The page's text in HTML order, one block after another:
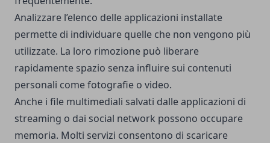
Analizzare l’elenco delle applicazioni installate
permette di individuare quelle che non vengono più
utilizzate. La loro rimozione può liberare
rapidamente spazio senza influire sui contenuti
personali come fotografie o video.
Anche i file multimediali salvati dalle applicazioni di
streaming o dai social network possono occupare
memoria. Molti servizi consentono di scaricare